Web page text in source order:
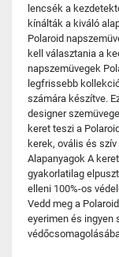
lencsék a
kínálták a kiváló
Polaroid
kell választania a
napszemüvegek
legfrissebb
számára készítve.
designer
keret teszi a
kerek, ovális és
Alapanyagok A
gyakorlatilag
elleni 100%-os
Vedd meg a
eyerimen és ingyen